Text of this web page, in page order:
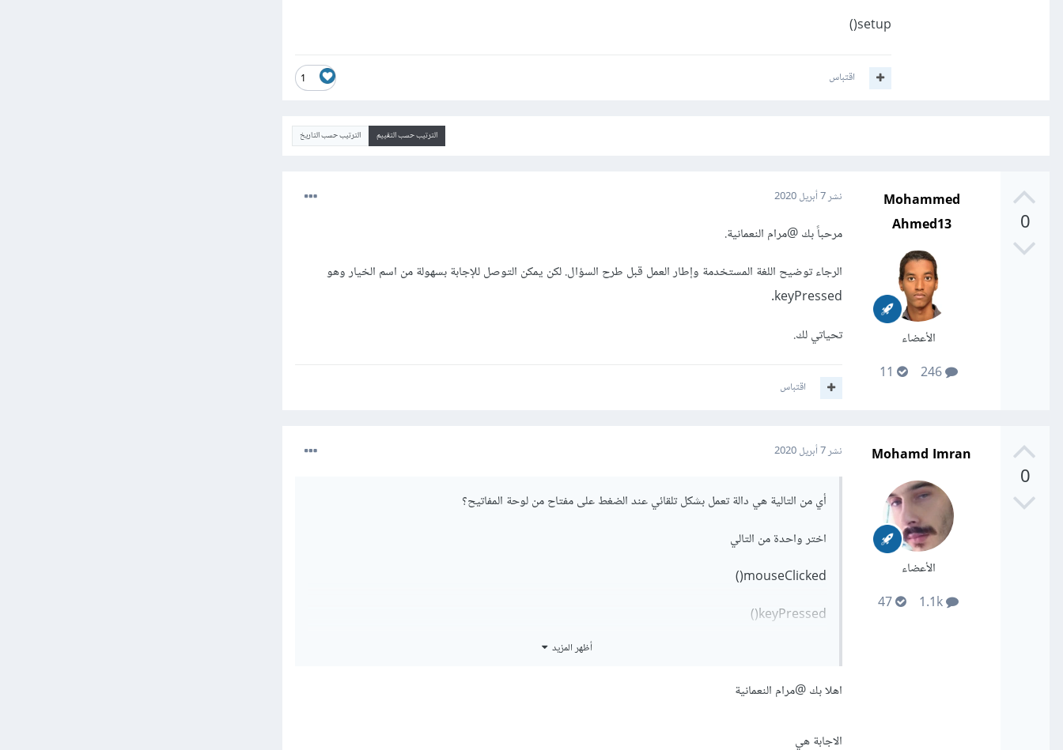
setup()
1 اقتباس
الترتيب حسب التقييم الترتيب حسب التاريخ
0
Mohammed
Ahmed13
الأعضاء
246
نشر7 أبريل 2020
مرحباً بك@مرام النعمانية.
الرجاء توضيح اللغة المستخدمة وإطار العمل قبل طرح السؤال. لكن يمكن التوصل للإجابة بسهولة من اسم الخيار وهو
keyPressed.
تحياتي لك.
اقتباس
0
Mohamd Imran
الأعضاء
نشر7 أبريل 2020
أي من التالية هي دالة تعمل بشكل تلقائي عند الضغط على مفتاح من لوحة المفاتيح؟
اختر واحدة من التالي
mouseClicked()
keyPressed()
setup()
أظهر المزيد
اهلا بك@مرام النعمانية
الاجابة هي